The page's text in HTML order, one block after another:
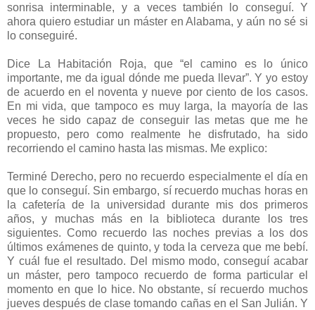
sonrisa interminable, y a veces también lo conseguí. Y
ahora quiero estudiar un máster en Alabama, y aún no sé si
lo conseguiré.
Dice La Habitación Roja, que “el camino es lo único
importante, me da igual dónde me pueda llevar”. Y yo estoy
de acuerdo en el noventa y nueve por ciento de los casos.
En mi vida, que tampoco es muy larga, la mayoría de las
veces he sido capaz de conseguir las metas que me he
propuesto, pero como realmente he disfrutado, ha sido
recorriendo el camino hasta las mismas. Me explico:
Terminé Derecho, pero no recuerdo especialmente el día en
que lo conseguí. Sin embargo, sí recuerdo muchas horas en
la cafetería de la universidad durante mis dos primeros
años, y muchas más en la biblioteca durante los tres
siguientes. Como recuerdo las noches previas a los dos
últimos exámenes de quinto, y toda la cerveza que me bebí.
Y cuál fue el resultado. Del mismo modo, conseguí acabar
un máster, pero tampoco recuerdo de forma particular el
momento en que lo hice. No obstante, sí recuerdo muchos
jueves después de clase tomando cañas en el San Julián. Y